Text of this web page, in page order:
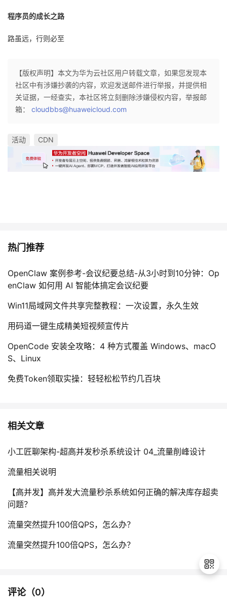
程序员的成长之路
路虽远，行则必至
【版权声明】本文为华为云社区用户转载文章，如果您发现本
社区中有涉嫌抄袭的内容，欢迎发送邮件进行举报，并提供相
关证据，一经查实，本社区将立刻删除涉嫌侵权内容，举报邮
箱： cloudbbs@huaweicloud.com
活动 CDN
热门推荐
OpenClaw 案例参考-会议纪要总结-从3小时到10分钟：Op
enClaw 如何用 AI 智能体搞定会议纪要
Win11局域网文件共享完整教程：一次设置，永久生效
用码道一键生成精美短视频宣传片
OpenCode 安装全攻略：4 种方式覆盖 Windows、macO
S、Linux
免费Token领取实操：轻轻松松节约几百块
相关文章
小工匠聊架构-超高并发秒杀系统设计 04_流量削峰设计
流量相关说明
【高并发】高并发大流量秒杀系统如何正确的解决库存超卖
问题？
流量突然提升100倍QPS，怎么办？
流量突然提升100倍QPS，怎么办？
评论（0）